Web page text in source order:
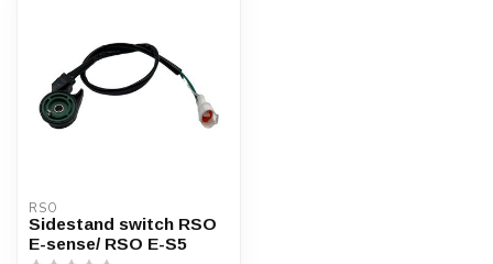
RSO
Sidestand switch RSO
E-sense/ RSO E-S5